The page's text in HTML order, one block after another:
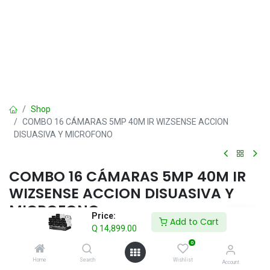
Price:
Q 14,899.00
Add to Cart
Home Search
0
Wishlist Account
Shop
COMBO 16 CÁMARAS 5MP 40M IR WIZSENSE ACCION
DISUASIVA Y MICROFONO
COMBO 16 CÁMARAS 5MP 40M IR
WIZSENSE ACCION DISUASIVA Y
MICROFONO
Este producto ya no está disponible.